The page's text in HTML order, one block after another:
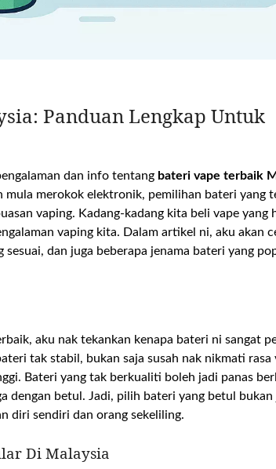
Panduan Lengkap Untuk
dan info tentang bateri vape terbaik
mula merokok elektronik, pemilihan bateri yang
vaping. Kadang-kadang kita beli vape yang
vaping kita. Dalam artikel ni, aku akan
dan juga beberapa jenama bateri yang
aku nak tekankan kenapa bateri ni sangat
tak stabil, bukan saja susah nak nikmati rasa
Bateri yang tak berkualiti boleh jadi panas
dengan betul. Jadi, pilih bateri yang betul
diri sendiri dan orang sekeliling.
Di Malaysia